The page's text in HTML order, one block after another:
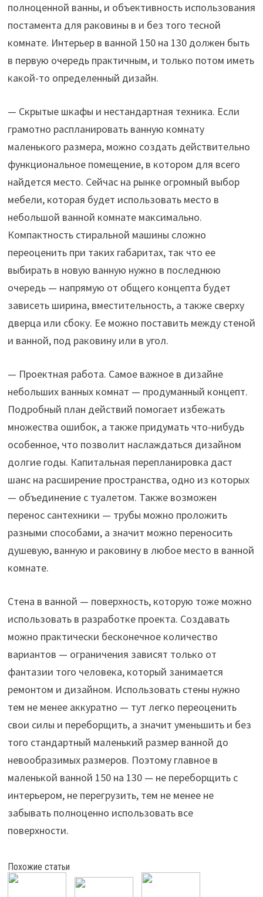
полноценной ванны, и объективность использования
постамента для раковины в и без того тесной
комнате. Интерьер в ванной 150 на 130 должен быть
в первую очередь практичным, и только потом иметь
какой-то определенный дизайн.
— Скрытые шкафы и нестандартная техника. Если
грамотно распланировать ванную комнату
маленького размера, можно создать действительно
функциональное помещение, в котором для всего
найдется место. Сейчас на рынке огромный выбор
мебели, которая будет использовать место в
небольшой ванной комнате максимально.
Компактность стиральной машины сложно
переоценить при таких габаритах, так что ее
выбирать в новую ванную нужно в последнюю
очередь — напрямую от общего концепта будет
зависеть ширина, вместительность, а также сверху
дверца или сбоку. Ее можно поставить между стеной
и ванной, под раковину или в угол.
— Проектная работа. Самое важное в дизайне
небольших ванных комнат — продуманный концепт.
Подробный план действий помогает избежать
множества ошибок, а также придумать что-нибудь
особенное, что позволит наслаждаться дизайном
долгие годы. Капитальная перепланировка даст
шанс на расширение пространства, одно из которых
— объединение с туалетом. Также возможен
перенос сантехники — трубы можно проложить
разными способами, а значит можно переносить
душевую, ванную и раковину в любое место в ванной
комнате.
Стена в ванной — поверхность, которую тоже можно
использовать в разработке проекта. Создавать
можно практически бесконечное количество
вариантов — ограничения зависят только от
фантазии того человека, который занимается
ремонтом и дизайном. Использовать стены нужно
тем не менее аккуратно — тут легко переоценить
свои силы и переборщить, а значит уменьшить и без
того стандартный маленький размер ванной до
невообразимых размеров. Поэтому главное в
маленькой ванной 150 на 130 — не переборщить с
интерьером, не перегрузить, тем не менее не
забывать полноценно использовать все
поверхности.
Похожие статьи